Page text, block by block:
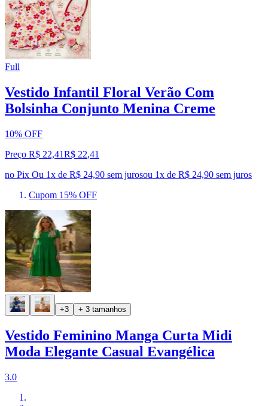
Full
Vestido Infantil Floral Verão Com
Bolsinha Conjunto Menina Creme
10% OFF
Preço R$ 22,41R$ 22,41
no Pix Ou 1x de R$ 24,90 sem jurosou 1x de R$ 24,90 sem juros
Cupom 15% OFF
+3 + 3 tamanhos
Vestido Feminino Manga Curta Midi
Moda Elegante Casual Evangélica
3.0